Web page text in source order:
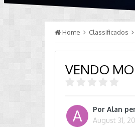
Home Classificados
VENDO
PorAlan
August 31,